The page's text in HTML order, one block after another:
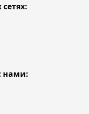
к
нами: